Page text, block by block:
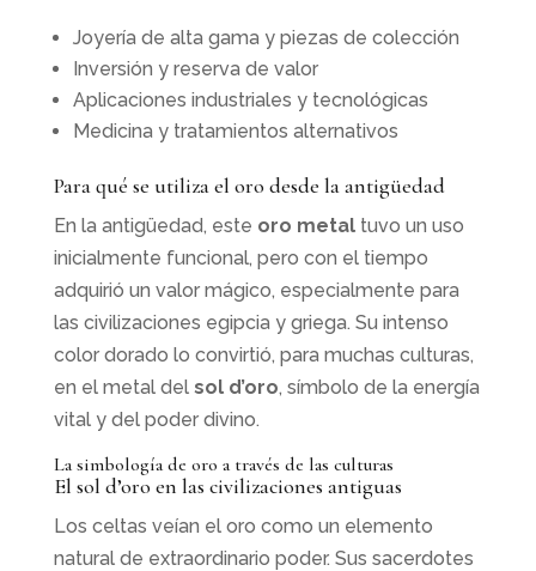
Joyería de alta gama y piezas de colección
Inversión y reserva de valor
Aplicaciones industriales y tecnológicas
Medicina y tratamientos alternativos
Para qué se utiliza el oro desde la antigüedad
En la antigüedad, este oro metaltuvo un uso
inicialmente funcional, pero con el tiempo
adquirió un valor mágico, especialmente para
las civilizaciones egipcia y griega. Su intenso
color dorado lo convirtió, para muchas culturas,
en el metal del sol d’oro, símbolo de la energía
vital y del poder divino.
La simbología de oro a través de las culturas
El sol d’oro en las civilizaciones antiguas
Los celtas veían el oro como un elemento
natural de extraordinario poder. Sus sacerdotes